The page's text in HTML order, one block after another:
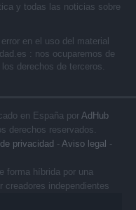
y todas las noticias sobre
en el uso del material
: nos ocuparemos de
derechos de terceros.
en España por AdHub
derechos reservados.
privacidad - Aviso legal -
forma híbrida por una
independientes